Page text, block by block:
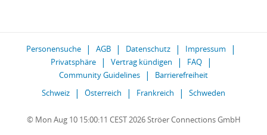
Personensuche AGB Datenschutz
Impressum
Privatsphäre
Vertrag kündigen
FAQ
Community Guidelines
Barrierefreiheit
Schweiz
Österreich Frankreich Schweden
© Mon Aug 10 15:00:11 CEST 2026 Ströer Connections GmbH